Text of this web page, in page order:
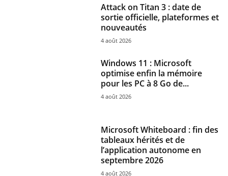
Attack on Titan 3 : date de
sortie officielle, plateformes et
nouveautés
4 août 2026
Windows 11 : Microsoft
optimise enfin la mémoire
pour les PC à 8 Go de...
4 août 2026
Microsoft Whiteboard : fin des
tableaux hérités et de
l’application autonome en
septembre 2026
4 août 2026